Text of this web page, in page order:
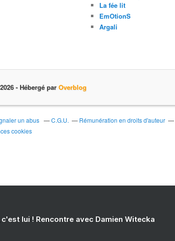
La fée lit
EmOtionS
Argali
- Hébergé par Overblog
un abus C.G.U. Rémunération en droits d'auteur
cookies
lui ! Rencontre avec Damien Witecka